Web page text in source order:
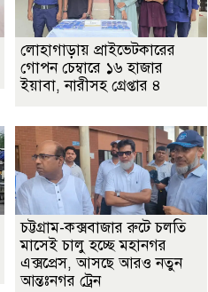
লোহাগাড়ায় প্রাইভেটকারের
গোপন চেম্বারে ১৬ হাজার
ইয়াবা, নারীসহ গ্রেপ্তার ৪
চট্টগ্রাম-কক্সবাজার রুটে চলতি
মাসেই চালু হচ্ছে মহানগর
এক্সপ্রেস, আসছে আরও নতুন
আন্তঃনগর ট্রেন